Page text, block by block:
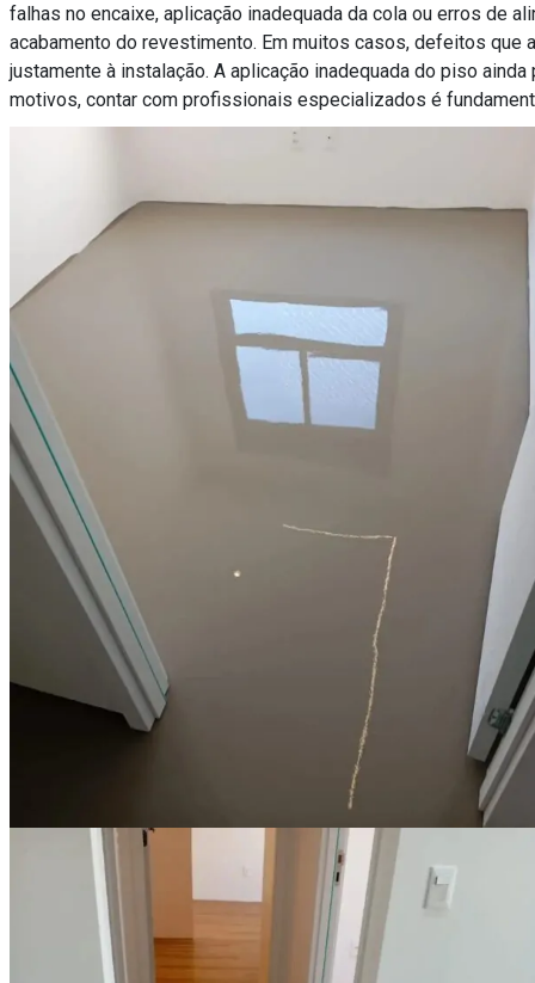
falhas no encaixe, aplicação inadequada da cola ou erros de
acabamento do revestimento. Em muitos casos, defeitos
justamente à instalação. A aplicação inadequada do piso
motivos, contar com profissionais especializados é